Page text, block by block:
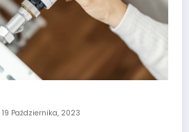
19 Października, 2023